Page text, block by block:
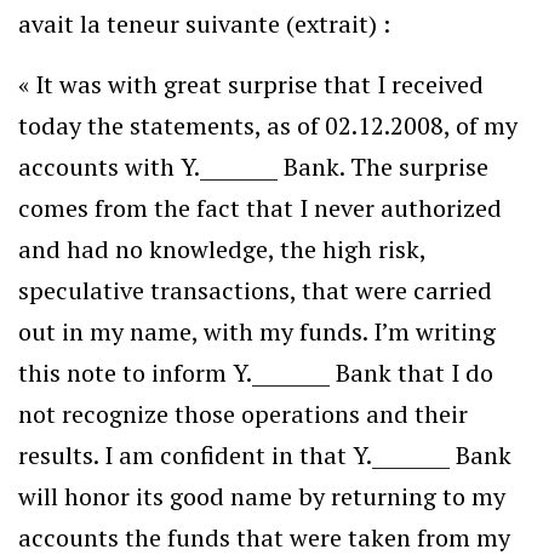
avait la teneur suivante (extrait) :
« It was with great surprise that I received
today the statements, as of 02.12.2008, of my
accounts with Y.________ Bank. The surprise
comes from the fact that I never authorized
and had no knowledge, the high risk,
speculative transactions, that were carried
out in my name, with my funds. I’m writing
this note to inform Y.________ Bank that I do
not recognize those operations and their
results. I am confident in that Y.________ Bank
will honor its good name by returning to my
accounts the funds that were taken from my